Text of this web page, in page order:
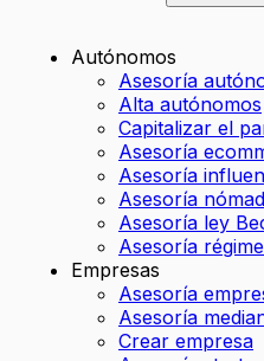
Autónomos
Asesoría
Alta autónomos
Capitalizar el
Asesoría
Asesoría
Asesoría
Asesoría ley
Asesoría
Empresas
Asesoría
Asesoría
Crear empresa